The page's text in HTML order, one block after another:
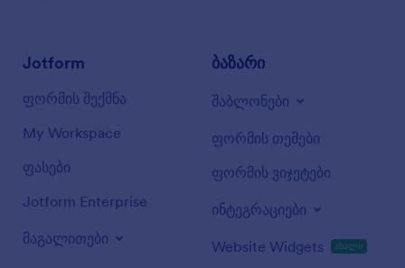
Jotform
ფორმის შექმნა
My Workspace
ფასები
Jotform Enterprise
მაგალითები
ბაზარი
შაბლონები
ფორმის თემები
ფორმის ვიჯეტები
ინტეგრაციები
Website Widgets ახალი